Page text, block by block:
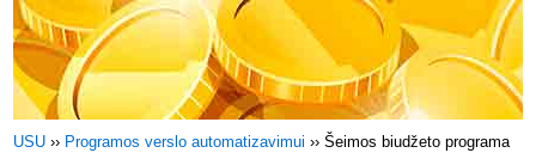
USU ›› Programos verslo automatizavimui ››Šeimos biudžeto programa